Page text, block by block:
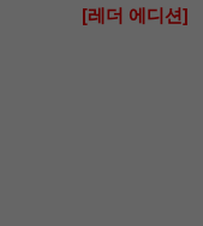
[레더 에디션]